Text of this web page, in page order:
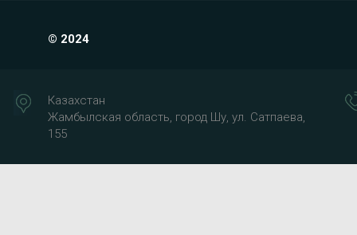
© 2024
Казахстан
Жамбылская область, город Шу, ул. Сатпаева,
155